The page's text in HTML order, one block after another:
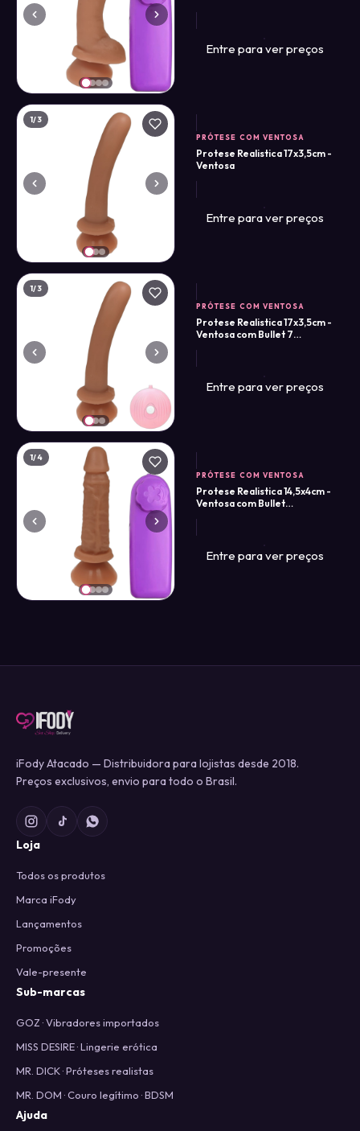
Entre para ver preços
1/3
PRÓTESE COM VENTOSA
Protese Realistica 17x3,5cm -
Ventosa
Entre para ver preços
1/3
PRÓTESE COM VENTOSA
Protese Realistica 17x3,5cm -
Ventosa com Bullet 7
Entre para ver preços
1/4
PRÓTESE COM VENTOSA
Protese Realistica 14,5x4cm -
Ventosa com Bullet
Entre para ver preços
iFody Atacado — Distribuidora para lojistas desde 2018.
Preços exclusivos, envio para todo o Brasil.
Loja
Todos os produtos
Marca iFody
Lançamentos
Promoções
Vale-presente
Sub-marcas
GOZ · Vibradores importados
MISS DESIRE · Lingerie erótica
MR. DICK · Próteses realistas
MR. DOM · Couro legítimo · BDSM
Ajuda